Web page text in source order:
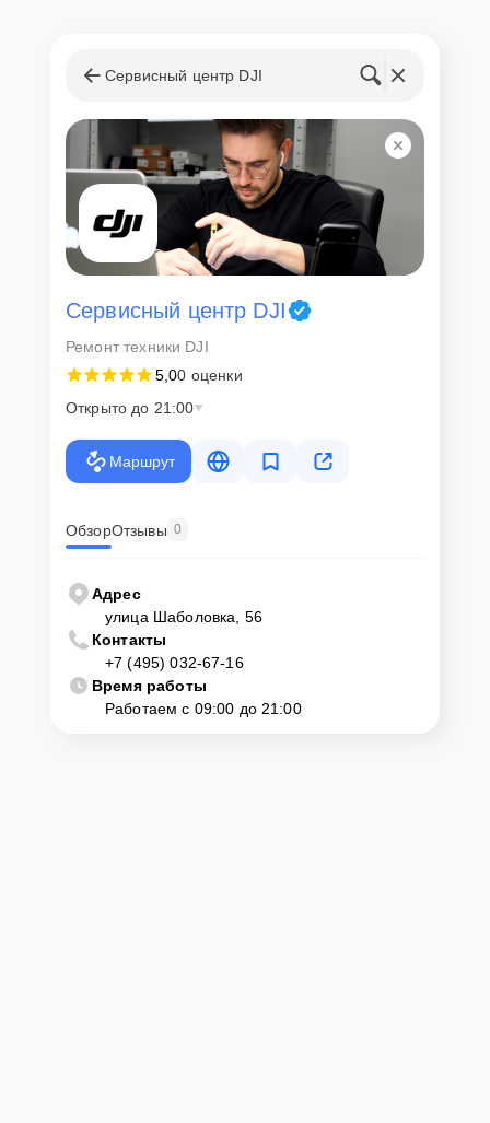
Сервисный центр DJI
Сервисный центр DJI
Ремонт техники DJI
5,00 оценки
Открыто до 21:00
Маршрут
ОбзорОтзывы 0
Адрес
улица Шаболовка, 56
Контакты
+7 (495) 032-67-16
Время работы
Работаем с 09:00 до 21:00